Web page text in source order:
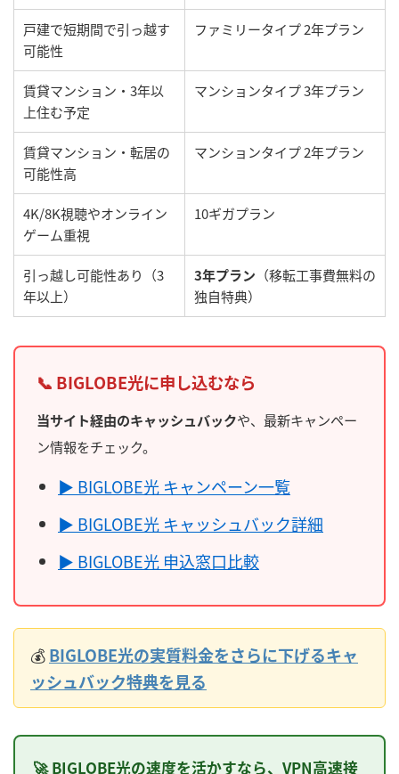
戸建で短期間で引っ越す
可能性
ファミリータイプ 2年プラン
賃貸マンション・3年以
上住む予定
マンションタイプ 3年プラン
賃貸マンション・転居の
可能性高
マンションタイプ 2年プラン
4K/8K視聴やオンライン
ゲーム重視
10ギガプラン
引っ越し可能性あり（3
年以上）
3年プラン （移転工事費無料の
独自特典）
📞 BIGLOBE光に申し込むなら
当サイト経由のキャッシュバックや、最新キャンペー
ン情報をチェック。
▶ BIGLOBE光 キャンペーン一覧
▶ BIGLOBE光 キャッシュバック詳細
▶ BIGLOBE光 申込窓口比較
💰BIGLOBE光の実質料金をさらに下げるキャ
ッシュバック特典を見る
🚀 BIGLOBE光の速度を活かすなら、VPN高速接